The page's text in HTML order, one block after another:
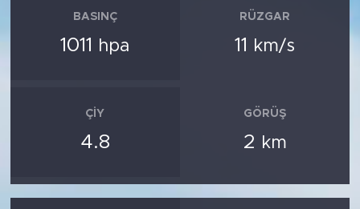
BASINÇ
1011 hpa
RÜZGAR
11 km/s
ÇIY
4.8
GÖRÜŞ
2 km